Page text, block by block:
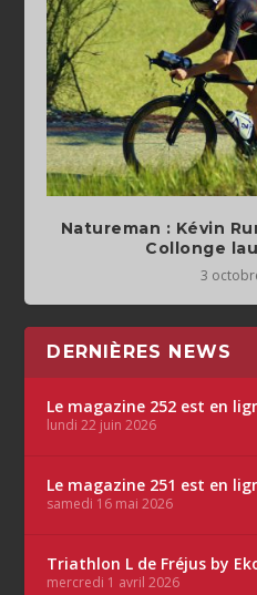
Natureman : Kévin
Collonge
3
DERNIÈRES NEWS
Le magazine 252 est en
lundi 22 juin 2026
Le magazine 251 est en
samedi 16 mai 2026
Triathlon L de Fréjus by
mercredi 1 avril 2026